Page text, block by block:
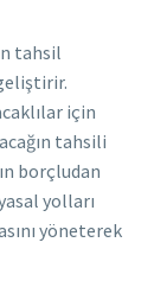
tahsil
için
tahsili
borçludan
yolları
yöneterek